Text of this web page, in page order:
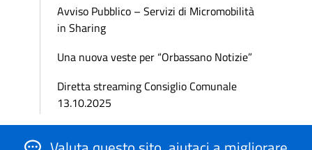
Avviso Pubblico – Servizi di Micromobilità
in Sharing
Una nuova veste per “Orbassano Notizie”
Diretta streaming Consiglio Comunale
13.10.2025